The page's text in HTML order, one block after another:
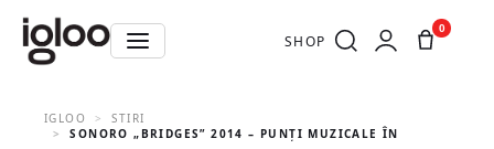
SHOP
0
IGLOO
STIRI
SONORO „BRIDGES” 2014 – PUNȚI MUZICALE ÎNTRE